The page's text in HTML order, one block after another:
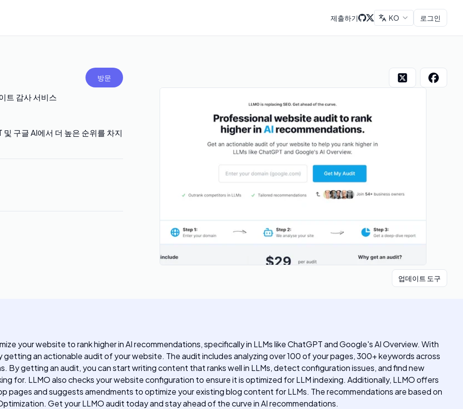
제출하기 KO 로그인
방문
트 감사 서비스
구글 AI에서 더 높은 순위를 차지
업데이트 도구
your website to rank higher in AI recommendations, specifically in LLMs like ChatGPT and Google's AI Overview. With
getting an actionable audit of your website. The audit includes analyzing over 100 of your pages, 300+ keywords across
By getting an audit, you can start writing content that ranks well in LLMs, detect configuration issues, and find new
for. LLMO also checks your website configuration to ensure it is optimized for LLM indexing. Additionally, LLMO offers
and suggests amendments to optimize your existing blog content for LLMs. The recommendations are based on
Get your LLMO audit today and stay ahead of the curve in AI recommendations.